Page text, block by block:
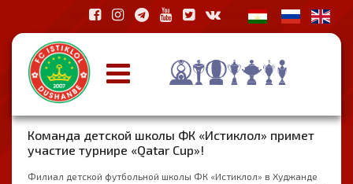
Команда детской школы ФК «Истиклол» примет
участие турнире «Qatar Cup»!
Филиал детской футбольной школы ФК «Истиклол» в Худжанде